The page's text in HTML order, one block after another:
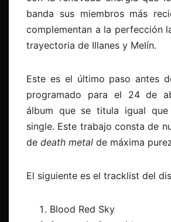
banda sus miembros más
complementan a la perfección
trayectoria de Illanes y Melín.
Este es el último paso antes
programado para el 24 de
álbum que se titula igual que
single. Este trabajo consta de
de death metal de máxima
El siguiente es el tracklist del
Blood Red Sky